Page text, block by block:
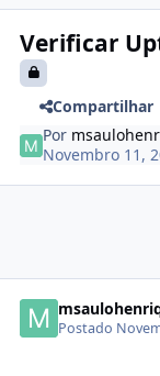
Verificar
Compartilhar
Por
Novembro 11,
Postado